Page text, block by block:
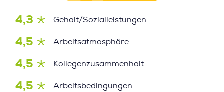
4,3 Gehalt/Sozialleistungen
4,5 Arbeitsatmosphäre
4,5 Kollegenzusammenhalt
4,5 Arbeitsbedingungen